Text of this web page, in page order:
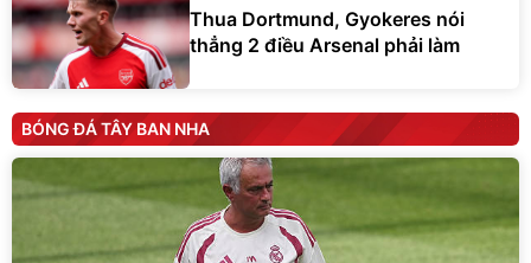
Thua Dortmund, Gyokeres nói
thẳng 2 điều Arsenal phải làm
BÓNG ĐÁ TÂY BAN NHA